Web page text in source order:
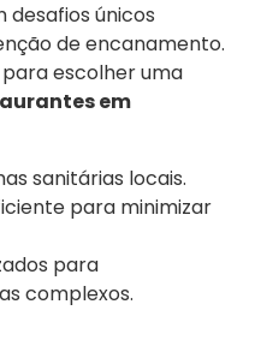
únicos
de encanamento.
escolher uma
em
sanitárias locais.
para minimizar
para
complexos.